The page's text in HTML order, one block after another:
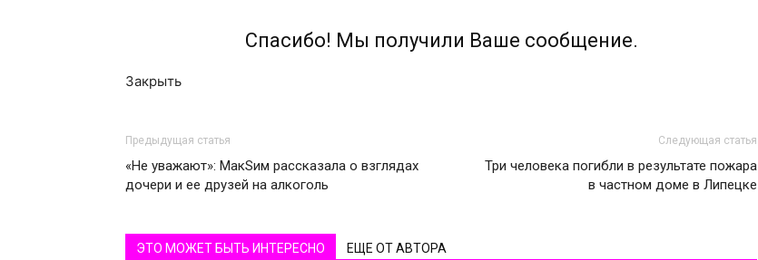
Спасибо! Мы получили Ваше сообщение.
Закрыть
Предыдущая статья
«Не уважают»: МакSим рассказала о взглядах
дочери и ее друзей на алкоголь
Следующая статья
Три человека погибли в результате пожара
в частном доме в Липецке
ЭТО МОЖЕТ БЫТЬ ИНТЕРЕСНО ЕЩЕ ОТ АВТОРА